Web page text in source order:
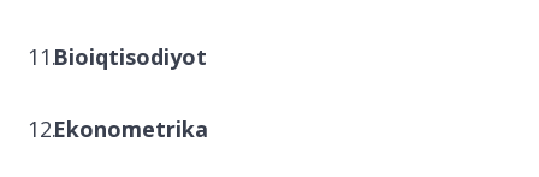
Bioiqtisodiyot
Ekonometrika